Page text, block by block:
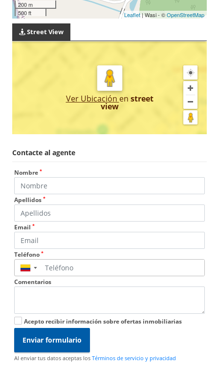
200 m
500 ft
Leaflet | Wasi - ©OpenStreetMap
Street View
Ver Ubicación en street
view
Contacte al agente
Nombre *
Apellidos *
Email *
Teléfono *
▼
Comentarios
Acepto recibir información sobre ofertas inmobiliarias
Enviar formulario
Al enviar tus datos aceptas los Términos de servicio y privacidad